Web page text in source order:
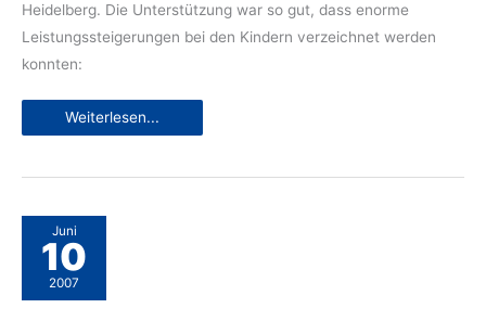
Heidelberg. Die Unterstützung war so gut, dass enorme
Leistungssteigerungen bei den Kindern verzeichnet werden
konnten:
Erfolgreicher
Weiterlesen...
Juni
10
2007